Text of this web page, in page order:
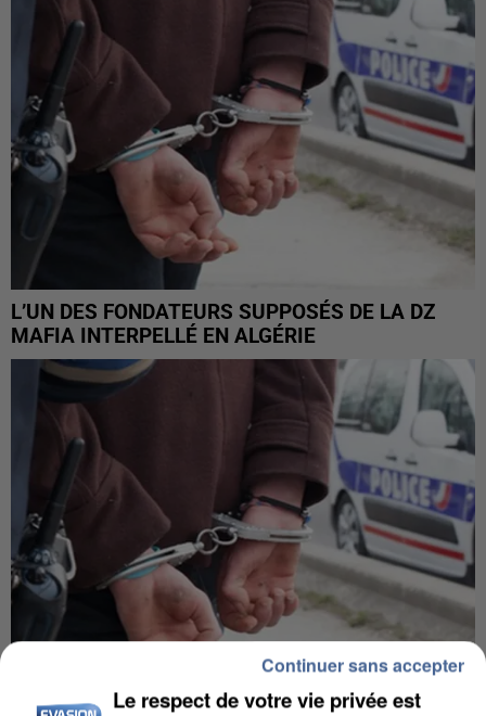
L’UN DES FONDATEURS SUPPOSÉS DE LA DZ
MAFIA INTERPELLÉ EN ALGÉRIE
Le respect de votre vie privée est
Continuer sans accepter